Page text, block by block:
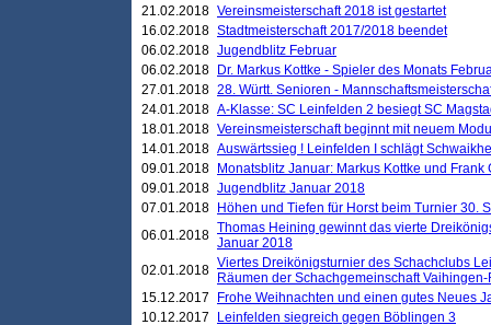
21.02.2018 Vereinsmeisterschaft 2018 ist gestartet
16.02.2018 Stadtmeisterschaft 2017/2018 beendet
06.02.2018 Jugendblitz Februar
06.02.2018
Dr. Markus Kottke - Spieler des Monats
27.01.2018 28. Württ. Senioren -
24.01.2018 A-Klasse: SC Leinfelden 2 besiegt SC
18.01.2018 Vereinsmeisterschaft beginnt mit neuem
14.01.2018 Auswärtssieg ! Leinfelden I schlägt
09.01.2018
Monatsblitz Januar: Markus Kottke und
09.01.2018 Jugendblitz Januar 2018
07.01.2018
Höhen und Tiefen für Horst beim Turnier 30.
06.01.2018 Thomas Heining gewinnt das vierte
Januar 2018
02.01.2018 Viertes Dreikönigsturnier des Schachclubs
Räumen der Schachgemeinschaft
15.12.2017
Frohe Weihnachten und einen gutes Neues
10.12.2017
Leinfelden siegreich gegen Böblingen 3